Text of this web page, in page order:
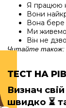
Я працюю
Вони
Вона бере
Ми живемо
Він не
Читайте також:
ТЕСТ НА
Визнач
швидко ⏳